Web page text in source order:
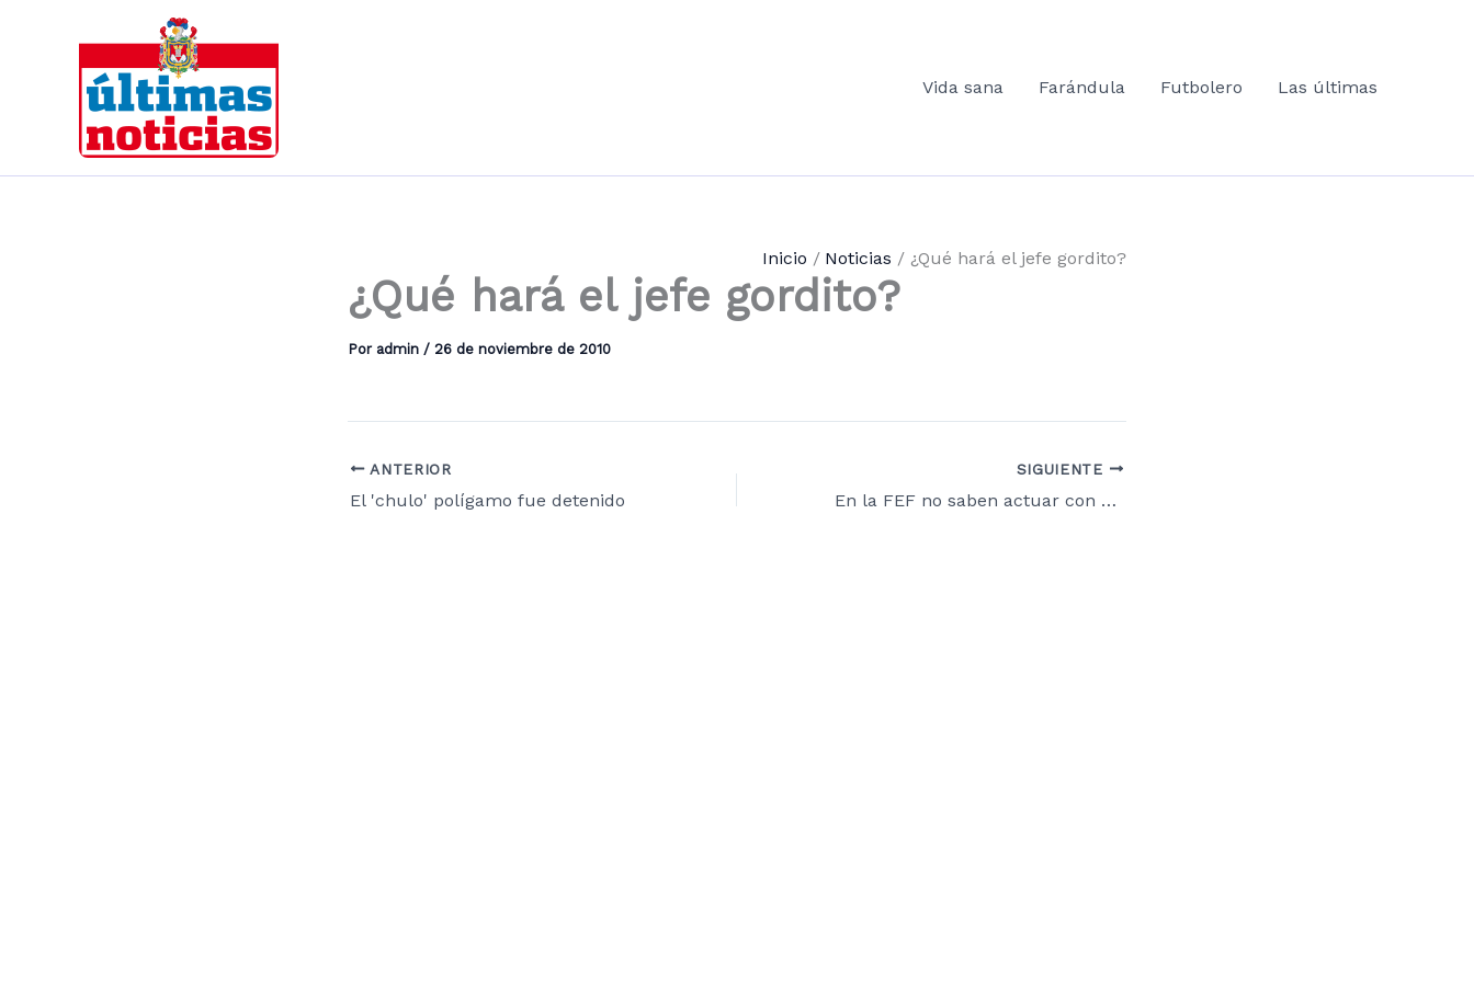
contenido
Vida sana
Farándula Futbolero Las últimas
Inicio Noticias ¿Qué hará el jefe gordito?
¿Qué hará el jefe gordito?
Por admin / 26 de noviembre de 2010
ANTERIOR
El 'chulo' polígamo fue detenido
SIGUIENTE
En la FEF no saben actuar con autoridad